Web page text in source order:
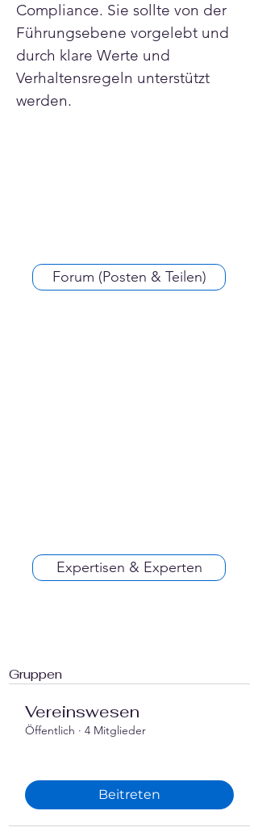
Compliance. Sie sollte von der
Führungsebene vorgelebt und
durch klare Werte und
Verhaltensregeln unterstützt
werden.
Forum (Posten & Teilen)
Expertisen & Experten
Gruppen
Vereinswesen
Öffentlich · 4 Mitglieder
Beitreten